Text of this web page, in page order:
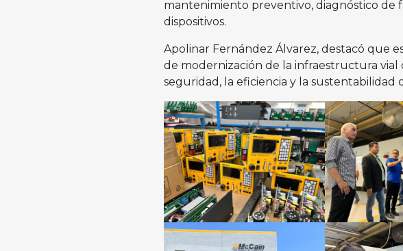
mantenimiento preventivo, diagnóstico de
dispositivos.
Apolinar Fernández Álvarez, destacó que
de modernización de la infraestructura vial
seguridad, la eficiencia y la sustentabilidad